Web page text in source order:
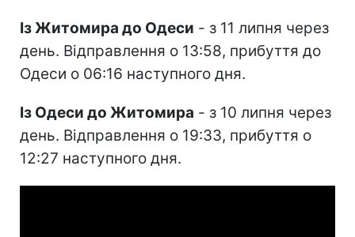
Із Житомира до Одеси - з 11 липня через
день. Відправлення о 13:58, прибуття до
Одеси о 06:16 наступного дня.
Із Одеси до Житомира - з 10 липня через
день. Відправлення о 19:33, прибуття о
12:27 наступного дня.